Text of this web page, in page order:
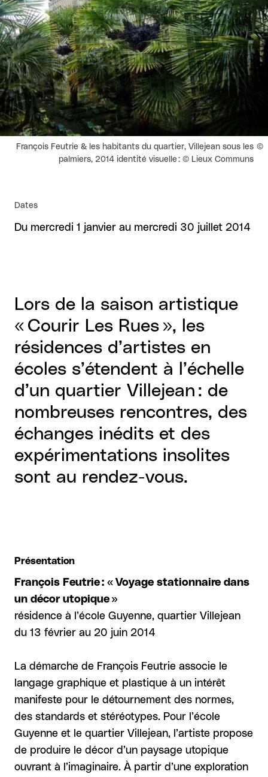
Droits réservés :
François Feutrie & les habitants du quartier, Villejean sous les
palmiers, 2014 identité visuelle : © Lieux Communs
Dates
Du mercredi 1 janvier au mercredi 30 juillet 2014
Lors de la saison artistique
« Courir Les Rues », les
résidences d’artistes en
écoles s’étendent à l’échelle
d’un quartier Villejean : de
nombreuses rencontres, des
échanges inédits et des
expérimentations insolites
sont au rendez-vous.
Présentation
François Feutrie : « Voyage stationnaire dans
un décor utopique »
résidence à l’école Guyenne, quartier Villejean
du 13 février au 20 juin 2014
La démarche de François Feutrie associe le
langage graphique et plastique à un intérêt
manifeste pour le détournement des normes,
des standards et stéréotypes. Pour l’école
Guyenne et le quartier Villejean, l’artiste propose
de produire le décor d’un paysage utopique
ouvrant à l’imaginaire. À partir d’une exploration